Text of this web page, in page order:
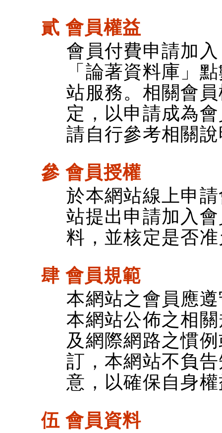
貳 會員權益
會員付費申請加
「論著資料庫」
站服務。相關會
定，以申請成為
請自行參考相關
參 會員授權
於本網站線上申
站提出申請加入
料，並核定是否
肆 會員規範
本網站之會員應
本網站公佈之相
及網際網路之慣
訂，本網站不負
意，以確保自身
伍 會員資料